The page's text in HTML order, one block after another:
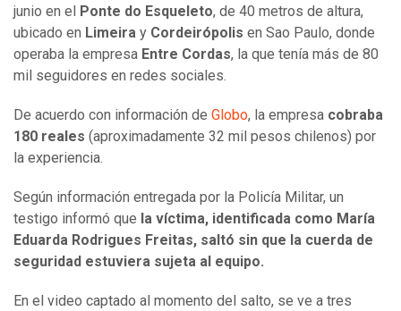
junio en el
Ponte do Esqueleto, de 40 metros de altura,
ubicado en Limeira y Cordeirópolis en Sao Paulo, donde
operaba la empresa Entre Cordas, la que tenía más de 80
mil seguidores en redes sociales.
De acuerdo con información de Globo, la empresa cobraba
180 reales (aproximadamente 32 mil pesos chilenos) por
la experiencia.
Según información entregada por la Policía Militar, un
testigo informó que la víctima, identificada como María
Eduarda Rodrigues Freitas, saltó sin que la cuerda de
seguridad estuviera sujeta al equipo.
En el video captado al momento del salto, se ve a tres